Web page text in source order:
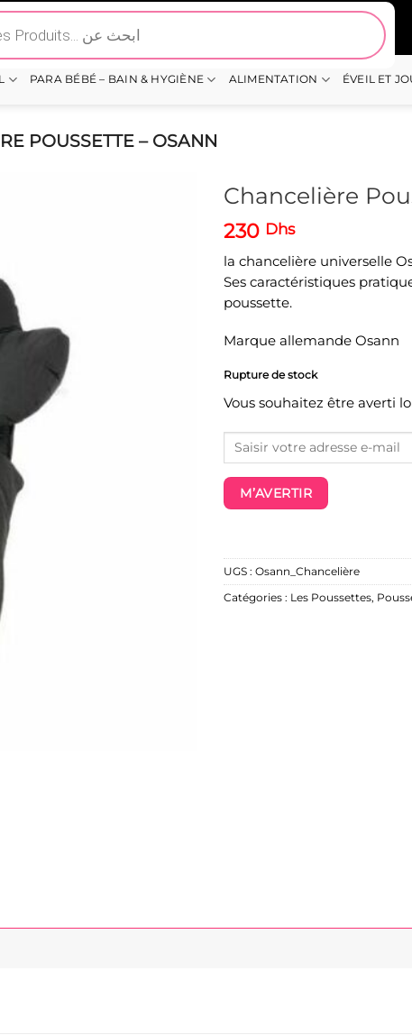
PARA BÉBÉ – BAIN & HYGIÈNE ALIMENTATION ÉVEIL ET
POUSSETTE – OSANN
Chancelière
230 Dhs
la chancelière universelle
Ses caractéristiques
poussette.
Marque allemande Osann
Rupture de stock
Vous souhaitez être averti
M’AVERTIR
UGS : Osann_Chancelière
Catégories : Les Poussettes,